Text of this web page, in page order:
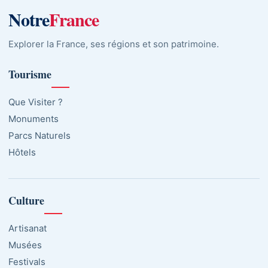
NotreFrance
Explorer la France, ses régions et son patrimoine.
Tourisme
Que Visiter ?
Monuments
Parcs Naturels
Hôtels
Culture
Artisanat
Musées
Festivals